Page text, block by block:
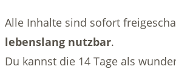
Alle Inhalte sind sofort
lebenslang nutzbar.
Du kannst die 14 Tage als